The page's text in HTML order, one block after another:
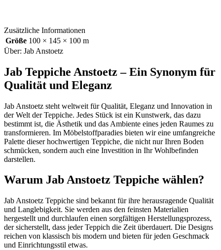
Zusätzliche Informationen
Größe 100 × 145 × 100 m
Über: Jab Anstoetz
Jab Teppiche Anstoetz – Ein Synonym für
Qualität und Eleganz
Jab Anstoetz steht weltweit für Qualität, Eleganz und Innovation in
der Welt der Teppiche. Jedes Stück ist ein Kunstwerk, das dazu
bestimmt ist, die Ästhetik und das Ambiente eines jeden Raumes zu
transformieren. Im Möbelstoffparadies bieten wir eine umfangreiche
Palette dieser hochwertigen Teppiche, die nicht nur Ihren Boden
schmücken, sondern auch eine Investition in Ihr Wohlbefinden
darstellen.
Warum Jab Anstoetz Teppiche wählen?
Jab Anstoetz Teppiche sind bekannt für ihre herausragende Qualität
und Langlebigkeit. Sie werden aus den feinsten Materialien
hergestellt und durchlaufen einen sorgfältigen Herstellungsprozess,
der sicherstellt, dass jeder Teppich die Zeit überdauert. Die Designs
reichen von klassisch bis modern und bieten für jeden Geschmack
und Einrichtungsstil etwas.